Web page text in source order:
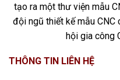
tạo ra một thư viện mẫu
đội ngũ thiết kế mẫu CNC
hội gia công
THÔNG TIN LIÊN HỆ